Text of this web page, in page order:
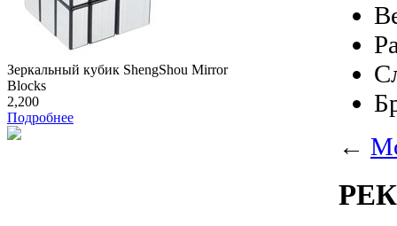
Зеркальный кубик ShengShou Mirror
Blocks
2,200
Подробнее
←